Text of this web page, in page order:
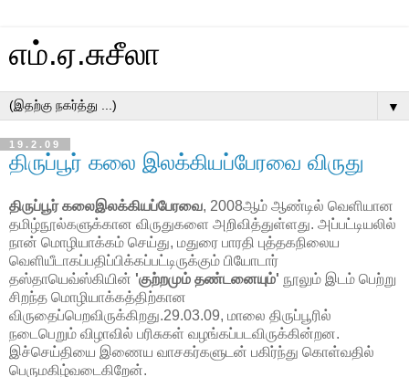
எம்.ஏ.சுசீலா
▼
19.2.09
திருப்பூர் கலை இலக்கியப்பேரவை விருது
திருப்பூர் கலைஇலக்கியப்பேரவை, 2008ஆம் ஆண்டில் வெளியான
தமிழ்நூல்களுக்கான விருதுகளை அறிவித்துள்ளது. அப்பட்டியலில்
நான் மொழியாக்கம் செய்து, மதுரை பாரதி புத்தகநிலைய
வெளியீடாகப்பதிப்பிக்கப்பட்டிருக்கும் பியோடார்
தஸ்தாயெவ்ஸ்கியின் 'குற்றமும் தண்டனையும்' நூலும் இடம் பெற்று
சிறந்த மொழியாக்கத்திற்கான
விருதைப்பெறவிருக்கிறது.29.03.09, மாலை திருப்பூரில்
நடைபெறும் விழாவில் பரிசுகள் வழங்கப்படவிருக்கின்றன.
இச்செய்தியை இணைய வாசகர்களுடன் பகிர்ந்து கொள்வதில்
பெருமகிழ்வடைகிறேன்.